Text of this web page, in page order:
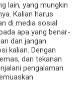
lain, yang mungkin
Kalian harus
di media sosial
apa yang benar-
dan jangan
kalian. Dengan
dan tekanan
pengalaman